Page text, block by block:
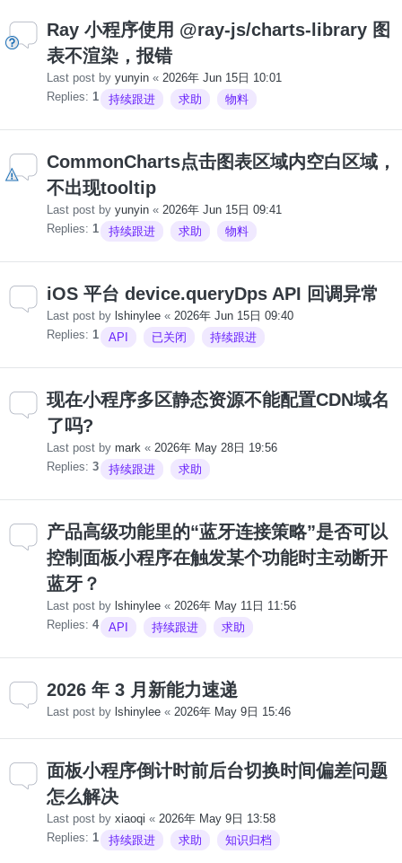
Ray 小程序使用 @ray-js/charts-library 图
表不渲染，报错
Last post by yunyin « 2026年 Jun 15日 10:01
Replies: 1 持续跟进 求助 物料
CommonCharts点击图表区域内空白区域，
不出现tooltip
Last post by yunyin « 2026年 Jun 15日 09:41
Replies: 1 持续跟进 求助 物料
iOS 平台 device.queryDps API 回调异常
Last post by lshinylee « 2026年 Jun 15日 09:40
Replies: 1 API 已关闭 持续跟进
现在小程序多区静态资源不能配置CDN域名
了吗?
Last post by mark « 2026年 May 28日 19:56
Replies: 3 持续跟进 求助
产品高级功能里的“蓝牙连接策略”是否可以
控制面板小程序在触发某个功能时主动断开
蓝牙？
Last post by lshinylee « 2026年 May 11日 11:56
Replies: 4 API 持续跟进 求助
2026 年 3 月新能力速递
Last post by lshinylee « 2026年 May 9日 15:46
面板小程序倒计时前后台切换时间偏差问题
怎么解决
Last post by xiaoqi « 2026年 May 9日 13:58
Replies: 1 持续跟进 求助 知识归档